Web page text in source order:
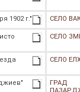
1902 г." СЕЛО
СЕЛО
СЕЛО
ГРАД